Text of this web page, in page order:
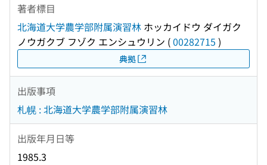
著者標目
北海道大学農学部附属演習林 ホッカイドウ ダイガク
ノウガクブ フゾク エンシュウリン (00282715 )
典拠
出版事項
札幌 : 北海道大学農学部附属演習林
出版年月日等
1985.3